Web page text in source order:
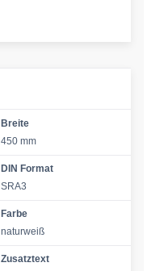
Breite
450 mm
DIN Format
SRA3
Farbe
naturweiß
Zusatztext